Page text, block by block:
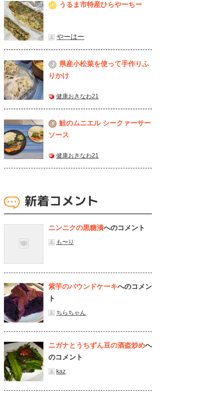
1 うるま市特産ひらやーちー
やーはー
2
県産⼩松菜を使って⼿作りふ
りかけ
健康おきなわ21
3
鮭のムニエル シークァーサー
ソース
健康おきなわ21
新着コメント
ニンニクの黒糖漬へのコメント
も〜り
紫芋のパウンドケーキへのコメン
ト
ちらちゃん
ニガナとうちずん豆の酒盗炒めへ
のコメント
kaz